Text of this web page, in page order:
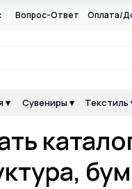
Вопрос-Ответ Оплата/
Сувениры ▾ Текстиль
▾